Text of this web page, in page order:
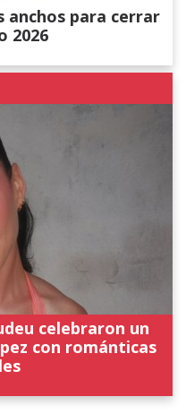
anchos para cerrar
2026
celebraron un
con románticas